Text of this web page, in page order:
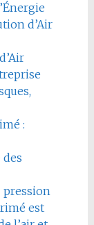
d’Air
:
des
pression
est